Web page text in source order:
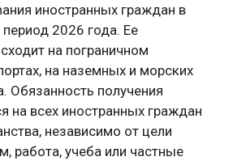
иностранных граждан в
2026 года. Ее
на пограничном
на наземных и морских
Обязанность получения
на всех иностранных граждан
независимо от цели
работа, учеба или частные